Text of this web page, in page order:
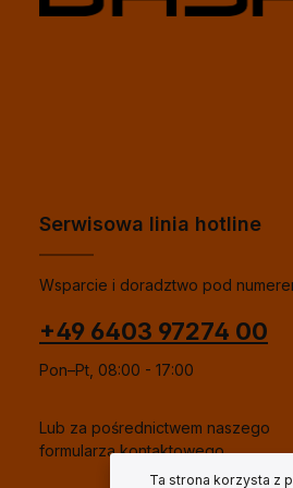
Serwisowa linia hotline
Wsparcie i doradztwo pod
+49 6403 97274 00
Pon–Pt, 08:00 - 17:00
Lub za pośrednictwem naszego
formularza kontaktowego.
Ta strona korzysta z